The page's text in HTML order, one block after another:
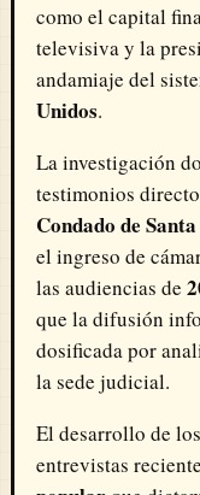
como el capital
televisiva y la
andamiaje del
Unidos.
La investigación
testimonios
Condado de
el ingreso de
las audiencias de
que la difusión
dosificada por
la sede judicial.
El desarrollo de
entrevistas